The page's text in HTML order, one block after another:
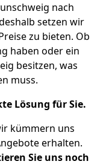
nach
setzen wir
zu bieten. Ob
haben oder ein
besitzen, was
muss.
Lösung für Sie.
kümmern uns
erhalten.
Sie uns noch